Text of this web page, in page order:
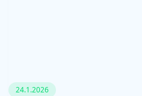
24.1.2026